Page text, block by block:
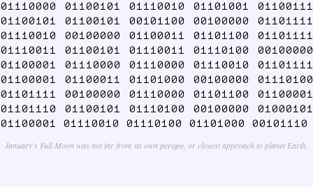
01110000 01100101 01110010 01101001 01100111
01100101 01100101 00101100 00100000 01101111
01110010 00100000 01100011 01101100 01101111
01110011 01100101 01110011 01110100 00100000
01100001 01110000 01110000 01110010 01101111
01100001 01100011 01101000 00100000 01110100
01101111 00100000 01110000 01101100 01100001
01101110 01100101 01110100 00100000 01000101
01100001 01110010 01110100 01101000 00101110
January's Full Moon was not far from its own perigee, or closest approach to planet Earth.